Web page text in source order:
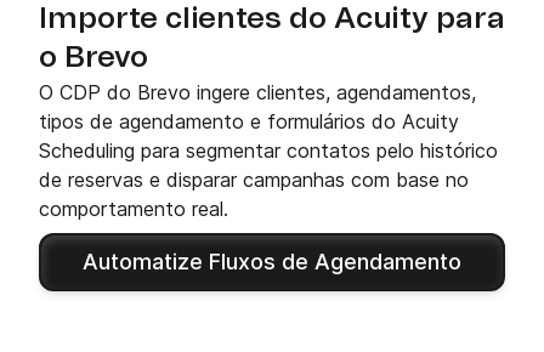
Importe clientes do Acuity para
o Brevo
O CDP do Brevo ingere clientes, agendamentos,
tipos de agendamento e formulários do Acuity
Scheduling para segmentar contatos pelo histórico
de reservas e disparar campanhas com base no
comportamento real.
Automatize Fluxos de Agendamento